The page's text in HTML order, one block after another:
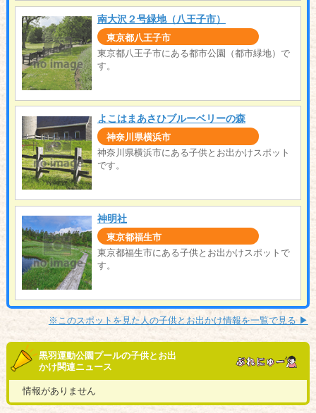
南大沢２号緑地（八王子市）
東京都八王子市
東京都八王子市にある都市公園（都市緑地）で
す。
よこはまあさひブルーベリーの森
神奈川県横浜市
神奈川県横浜市にある子供とお出かけスポット
です。
神明社
東京都福生市
東京都福生市にある子供とお出かけスポットで
す。
※このスポットを見た人の子供とお出かけ情報を一覧で見る ▶︎
黒羽運動公園プールの子供とお出
かけ関連ニュース
情報がありません